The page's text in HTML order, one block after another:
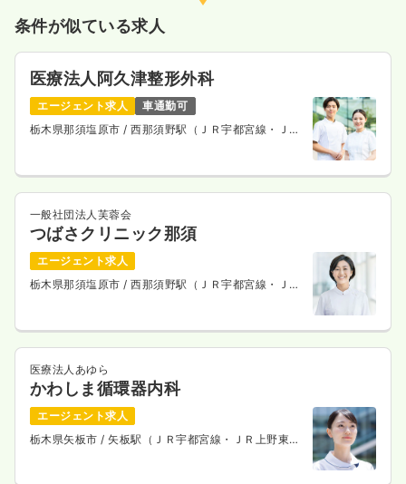
条件が似ている求人
医療法人阿久津整形外科
エージェント求人
車通勤可
栃木県那須塩原市/ 西那須野駅（ＪＲ宇都宮線・ＪＲ
一般社団法人芙蓉会
つばさクリニック那須
エージェント求人
栃木県那須塩原市/ 西那須野駅（ＪＲ宇都宮線・ＪＲ
医療法人あゆら
かわしま循環器内科
エージェント求人
栃木県矢板市/ 矢板駅（ＪＲ宇都宮線・ＪＲ上野東京